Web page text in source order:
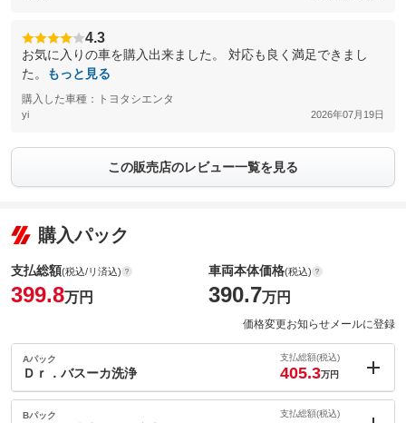
4.3
お気に入りの車を購入出来ました。 対応も良く満足できまし
た。
もっと見る
購入した車種：トヨタシエンタ
yi 2026年07月19日
この販売店のレビュー一覧を見る
購入パック
支払総額(税込/リ済込)
399.8万円
車両本体価格(税込)
390.7万円
価格変更お知らせメールに登録
Aパック
Ｄｒ．バスーカ洗浄
支払総額(税込)
405.3万円
内：オプシ
ョン価格
Bパック 支払総額(税込)